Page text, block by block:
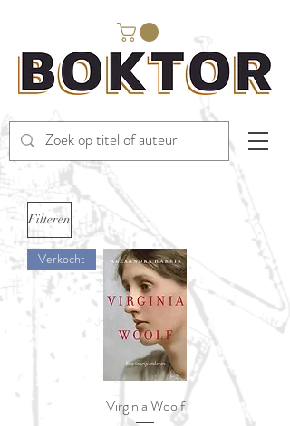
Filteren
Verkocht
Virginia Woolf